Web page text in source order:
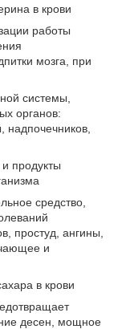
в крови
работы
мозга, при
системы,
органов:
продукты
средство,
простуд, ангины,
и
в крови
десен, мощное